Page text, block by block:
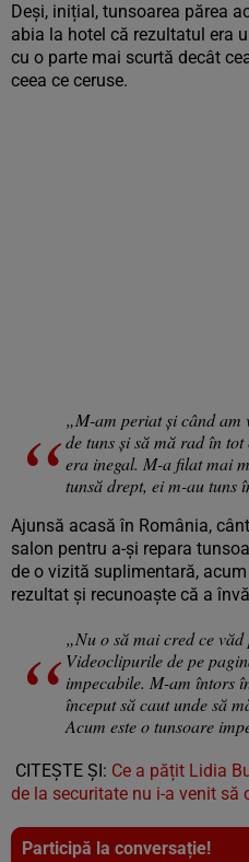
Deși, inițial, tunsoarea părea
abia la hotel că rezultatul era
cu o parte mai scurtă decât
ceea ce ceruse.
„M-am periat și când am
de tuns și să mă rad în
era inegal. M-a filat mai
tunsă drept, ei m-au tuns
Ajunsă acasă în România,
salon pentru a-și repara
de o vizită suplimentară,
rezultat și recunoaște că a
„Nu o să mai cred ce
Videoclipurile de pe
impecabile. M-am întors
început să caut unde să
Acum este o tunsoare
CITEȘTE ȘI: Ce a pățit Lidia
de la securitate nu i-a venit să
Participă la conversație!